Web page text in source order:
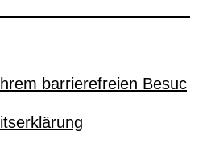
barrierefreien Besuc